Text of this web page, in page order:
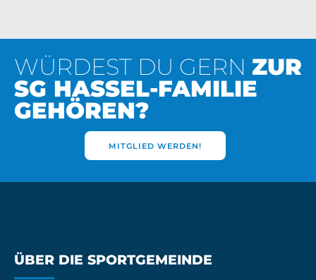
WÜRDEST DU GERN ZUR
SG HASSEL-FAMILIE
GEHÖREN?
MITGLIED WERDEN!
ÜBER DIE SPORTGEMEINDE